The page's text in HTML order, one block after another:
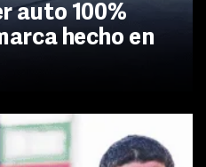
auto 100%
hecho en